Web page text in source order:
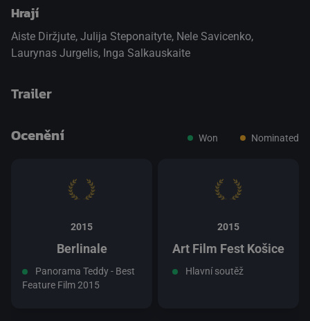
Hrají
Aiste Diržjute, Julija Steponaityte, Nele Savicenko,
Laurynas Jurgelis, Inga Salkauskaite
Trailer
přepnout na HTML5 přehrávač
Ocenění Won Nominated
2015
Berlinale
Feature Film 2015
2015
Art Film Fest Košice
Hlavní soutěž